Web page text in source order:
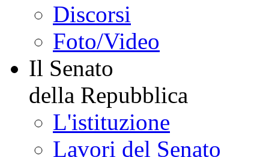
Discorsi
Foto/Video
Il Senato
della Repubblica
L'istituzione
Lavori del Senato